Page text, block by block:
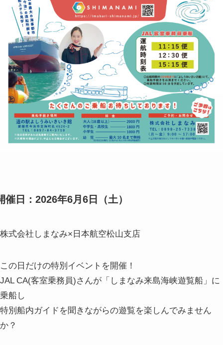
催日：2026年6月6日（土）
株式会社しまなみ×日本航空松山支店
この日だけの特別イベントを開催！
JAL CA(客室乗務員)さんが「しまなみ来島海峡遊覧船」に
乗船し
特別船内ガイドを聞きながらの遊覧を楽しんでみません
か？